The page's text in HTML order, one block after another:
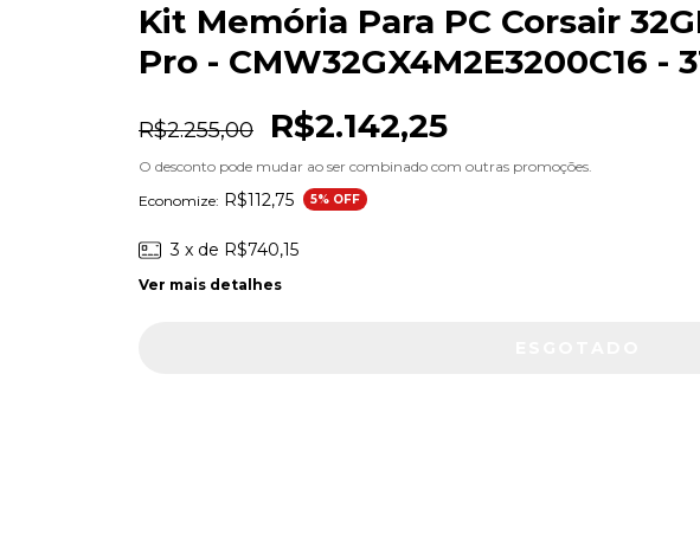
Kit Memória Para PC Corsair
Pro - CMW32GX4M2E3200C16 -
R$2.255,00 R$2.142,25
O desconto pode mudar ao ser combinado com outras promoções.
Economize: R$112,75 5% OFF
3 x de R$740,15
Ver mais detalhes